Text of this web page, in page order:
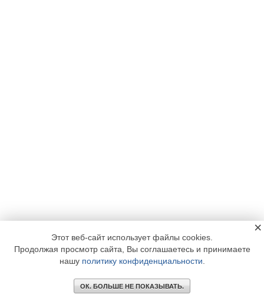
Библиотека
Этот веб-сайт использует файлы cookies.
Продолжая просмотр сайта, Вы соглашаетесь и принимаете
нашу политику конфиденциальности
ОК. БОЛЬШЕ НЕ ПОКАЗЫВАТЬ.
×